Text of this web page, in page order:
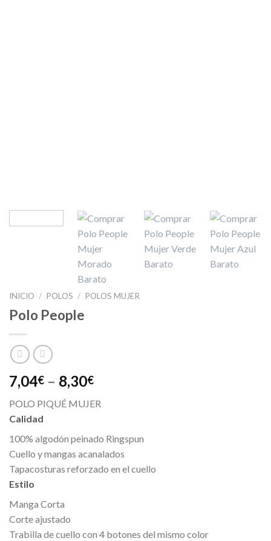
INICIO / POLOS / POLOS MUJER
Polo People
7,04€ – 8,30€
POLO PIQUÉ MUJER
Calidad
100% algodón peinado Ringspun
Cuello y mangas acanalados
Tapacosturas reforzado en el cuello
Estilo
Manga Corta
Corte ajustado
Trabilla de cuello con 4 botones del mismo color